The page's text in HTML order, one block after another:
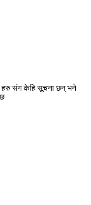
संग केहि सूचना छन् भने